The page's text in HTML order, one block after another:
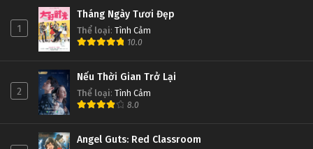
1
Tháng Ngày Tươi Đẹp
Thể loại: Tình Cảm
10.0
2
Nếu Thời Gian Trở Lại
Thể loại: Tình Cảm
8.0
Angel Guts: Red Classroom